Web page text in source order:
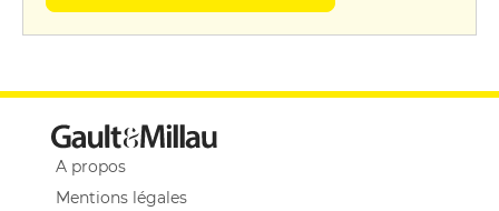
A propos
Mentions légales